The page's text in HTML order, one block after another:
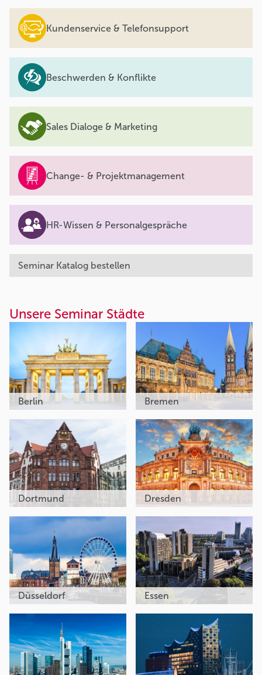
Kundenservice & Telefonsupport
Beschwerden & Konflikte
Sales Dialoge & Marketing
Change- & Projektmanagement
HR-Wissen & Personalgespräche
Seminar Katalog bestellen
Unsere Seminar Städte
Berlin Bremen
Dortmund Dresden
Düsseldorf Essen